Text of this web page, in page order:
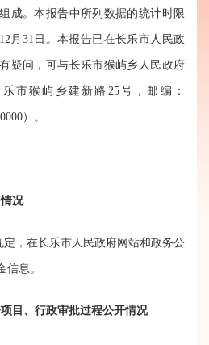
成。本报告中所列数据的统计时限
月31日。本报告已在长乐市人民政
疑问，可与长乐市猴屿乡人民政府
市猴屿乡建新路25号，邮编：
）。
况
，在长乐市人民政府网站和政务公
息。
目、行政审批过程公开情况